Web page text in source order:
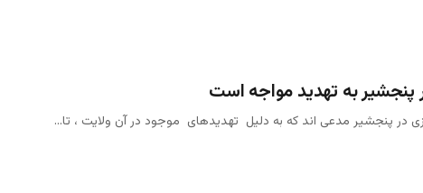
پنجشير به تهديد مواجه است
در پنجشير مدعى اند که به دليل تهديدهاى موجود در آن ولايت ، تا…